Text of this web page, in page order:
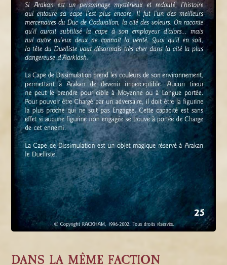
DANS LA MÊME FACTION